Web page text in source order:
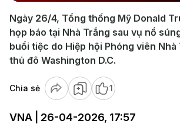
Ngày 26/4, Tổng thống Mỹ Donald
họp báo tại Nhà Trắng sau vụ nổ
buổi tiệc do Hiệp hội Phóng viên
thủ đô Washington D.C.
Chia sẻ 1
VNA | 26-04-2026, 17:57